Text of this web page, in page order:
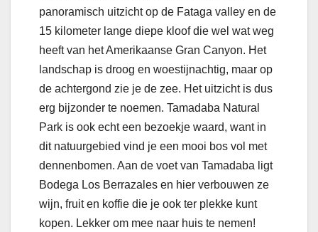
panoramisch uitzicht op de Fataga valley en de
15 kilometer lange diepe kloof die wel wat weg
heeft van het Amerikaanse Gran Canyon. Het
landschap is droog en woestijnachtig, maar op
de achtergond zie je de zee. Het uitzicht is dus
erg bijzonder te noemen. Tamadaba Natural
Park is ook echt een bezoekje waard, want in
dit natuurgebied vind je een mooi bos vol met
dennenbomen. Aan de voet van Tamadaba ligt
Bodega Los Berrazales en hier verbouwen ze
wijn, fruit en koffie die je ook ter plekke kunt
kopen. Lekker om mee naar huis te nemen!